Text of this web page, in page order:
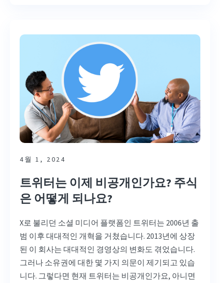
4월 1, 2024
트위터는 이제 비공개인가요? 주식
은 어떻게 되나요?
X로 불리던 소셜 미디어 플랫폼인 트위터는 2006년 출
범 이후 대대적인 개혁을 거쳤습니다. 2013년에 상장
된 이 회사는 대대적인 경영상의 변화도 겪었습니다.
그러나 소유권에 대한 몇 가지 의문이 제기되고 있습
니다. 그렇다면 현재 트위터는 비공개인가요, 아니면